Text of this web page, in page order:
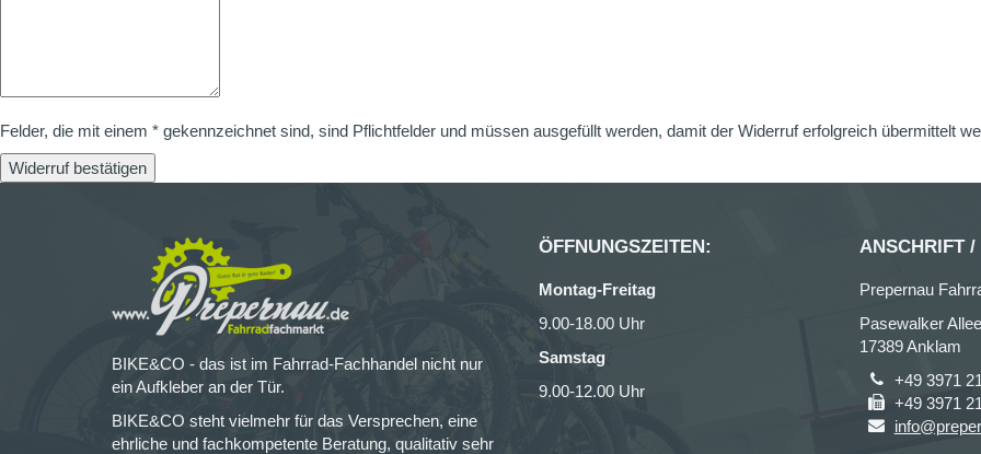
Felder, die mit einem * gekennzeichnet sind, sind Pflichtfelder und müssen ausgefüllt werden, damit der Widerruf erfolgreich übermittelt
Widerruf bestätigen
BIKE&CO - das ist im Fahrrad-Fachhandel nicht nur
ein Aufkleber an der Tür.
BIKE&CO steht vielmehr für das Versprechen, eine
ehrliche und fachkompetente Beratung, qualitativ sehr
ÖFFNUNGSZEITEN:
Montag-Freitag
9.00-18.00 Uhr
Samstag
9.00-12.00 Uhr
ANSCHRIFT /
Prepernau
Pasewalker
17389 Anklam
+49 3971
+49 3971